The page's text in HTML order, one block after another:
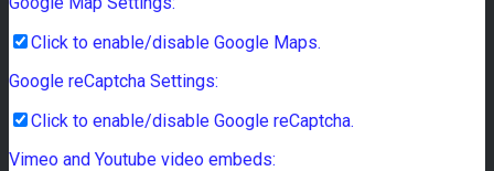
Click to enable/disable Google Maps.
Google reCaptcha Settings:
Click to enable/disable Google reCaptcha.
Vimeo and Youtube video embeds: